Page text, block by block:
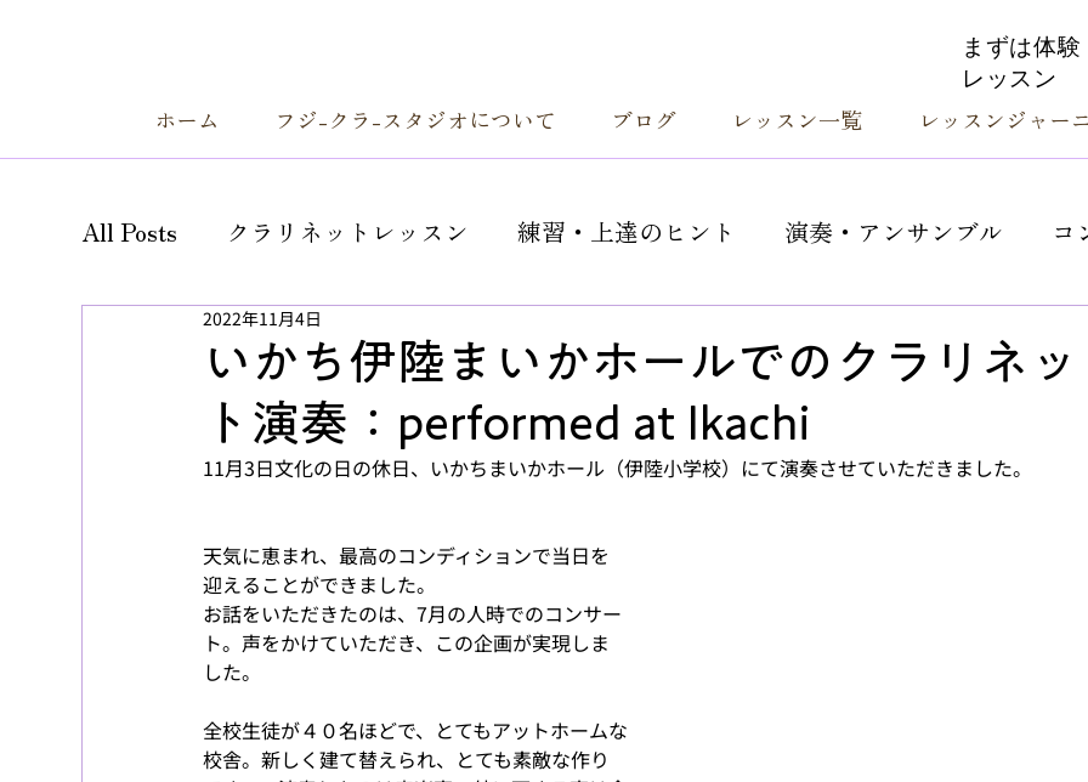
まずは体験
レッスン
ホーム フジ-クラ-スタジオについて ブログ レッスン一覧 レッスンジャー
All Posts クラリネットレッスン 練習・上達のヒント 演奏・アンサンブル コ
お知らせ・特別企画
いかち伊陸まいかホールでのクラリネッ
ト演奏：performed at Ikachi
2022年11月4日
11月3日文化の日の休日、いかちまいかホール（伊陸小学校）にて演奏させていただきました。
天気に恵まれ、最高のコンディションで当日を
迎えることができました。
お話をいただきたのは、7月の人時でのコンサー
ト。声をかけていただき、この企画が実現しま
した。
全校生徒が４０名ほどで、とてもアットホームな
校舎。新しく建て替えられ、とても素敵な作り